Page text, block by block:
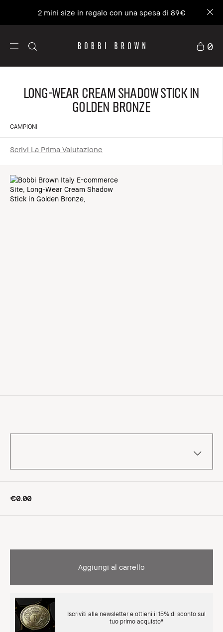
2 mini size in regalo con una spesa di 89€
0
Long-Wear Cream Shadow Stick in
Golden Bronze
CAMPIONI
Scrivi La Prima Valutazione
€0.00
Aggiungi al carrello
Iscriviti alla newsletter e ottieni il 15% di sconto sul
tuo primo acquisto*